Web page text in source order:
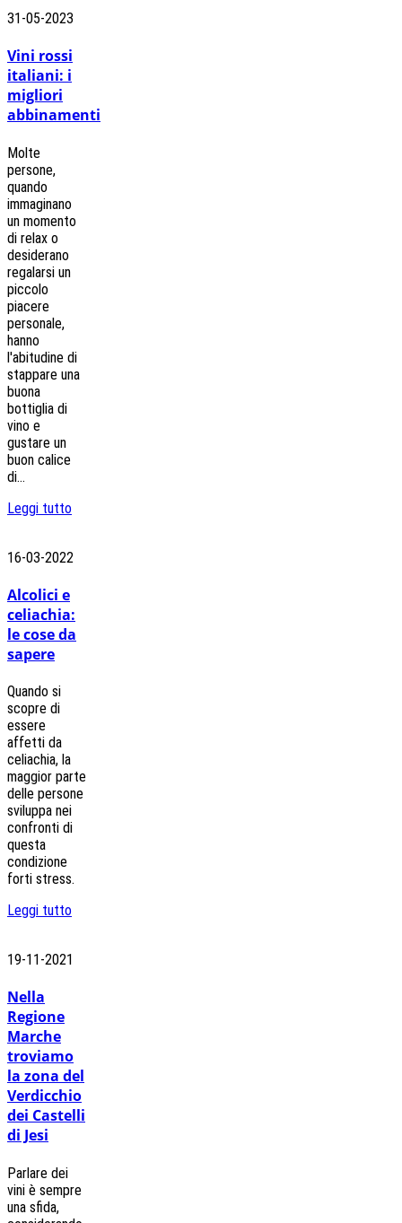
31-05-2023
Vini rossi
italiani: i
migliori
abbinamenti
Molte
persone,
quando
immaginano
un momento
di relax o
desiderano
regalarsi un
piccolo
piacere
personale,
hanno
l'abitudine di
stappare una
buona
bottiglia di
vino e
gustare un
buon calice
di...
Leggi tutto
16-03-2022
Alcolici e
celiachia:
le cose da
sapere
Quando si
scopre di
essere
affetti da
celiachia, la
maggior parte
delle persone
sviluppa nei
confronti di
questa
condizione
forti stress.
Leggi tutto
19-11-2021
Nella
Regione
Marche
troviamo
la zona del
Verdicchio
dei Castelli
di Jesi
Parlare dei
vini è sempre
una sfida,